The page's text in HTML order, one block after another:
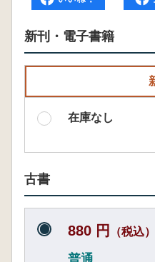
新刊・電子書籍
在庫なし
古書
880 円 （税込）
普通